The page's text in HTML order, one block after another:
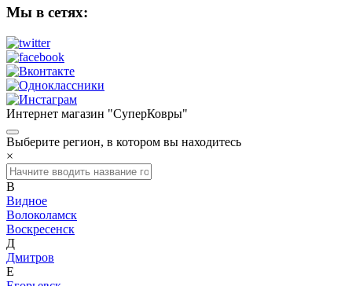
Мы в сетях:
Интернет магазин "СуперКовры"
Выберите регион, в котором вы находитесь
×
В
Видное
Волоколамск
Воскресенск
Д
Дмитров
Е